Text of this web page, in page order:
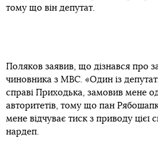
тому що він депутат.
Поляков заявив, що дізнався про
чиновника з МВС. «Один із
справі Приходька, замовив мене
авторитетів, тому що пан
мене відчуває тиск з приводу цієї
нардеп.